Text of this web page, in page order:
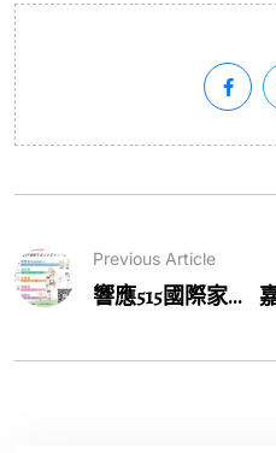
Previous Article
響應515國際家...